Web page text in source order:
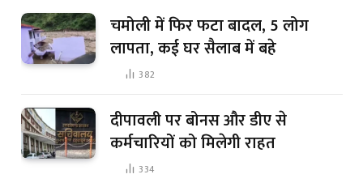
चमोली में फिर फटा बादल, 5 लोग
लापता, कई घर सैलाब में बहे
382
दीपावली पर बोनस और डीए से
कर्मचारियों को मिलेगी राहत
334